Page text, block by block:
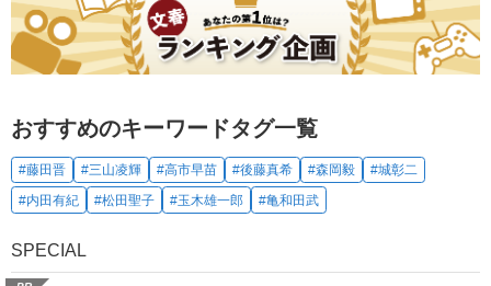
おすすめのキーワードタグ一覧
#藤田晋 #三山凌輝 #高市早苗 #後藤真希 #森岡毅
#城彰二
#内田有紀
#松田聖子 #玉木雄一郎 #亀和田武
SPECIAL